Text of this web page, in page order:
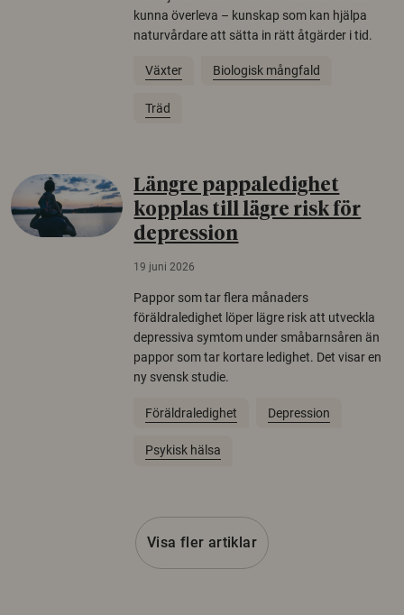
kunna överleva – kunskap som kan hjälpa
naturvårdare att sätta in rätt åtgärder i tid.
Växter Biologisk mångfald
Träd
Längre pappaledighet
kopplas till lägre risk för
depression
19 juni 2026
Pappor som tar flera månaders
föräldraledighet löper lägre risk att utveckla
depressiva symtom under småbarnsåren än
pappor som tar kortare ledighet. Det visar en
ny svensk studie.
Föräldraledighet Depression
Psykisk hälsa
Visa fler artiklar